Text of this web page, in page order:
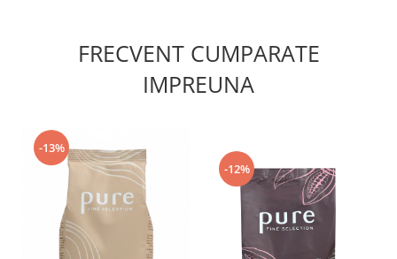
Mod de ambalare:
Tchibo Pure Irish Cappuccino Fine Selection este
FRECVENT CUMPARATE
IMPREUNA
-13%
-12%